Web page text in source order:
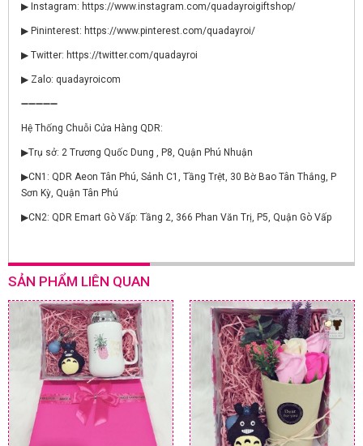
▶ Instagram: https://www.instagram.com/quadayroigiftshop/
▶ Pininterest: https://www.pinterest.com/quadayroi/
▶ Twitter: https://twitter.com/quadayroi
▶ Zalo: quadayroicom
➖➖➖➖➖
Hệ Thống Chuỗi Cửa Hàng QDR:
▶Trụ sở: 2 Trương Quốc Dung , P8, Quận Phú Nhuận
▶CN1: QDR Aeon Tân Phú, Sảnh C1, Tầng Trệt, 30 Bờ Bao Tân Thắng, P
Sơn Kỳ, Quận Tân Phú
▶CN2: QDR Emart Gò Vấp: Tầng 2, 366 Phan Văn Trị, P5, Quận Gò Vấp
SẢN PHẨM LIÊN QUAN